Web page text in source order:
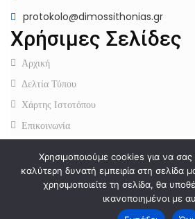
protokolo@dimossithonias.gr
Χρήσιμες Σελίδες
Αρχική
Δελτία Τύπου
Χάρτης Ιστοτόπου
Επικοινωνία
Cookies–Όροι Χρήσης
2024 © Developed by
Χρησιμοποιούμε cookies για να
καλύτερη δυνατή εμπειρία στη σελίδα
χρησιμοποιείτε τη σελίδα, θα
ικανοποιημένοι με